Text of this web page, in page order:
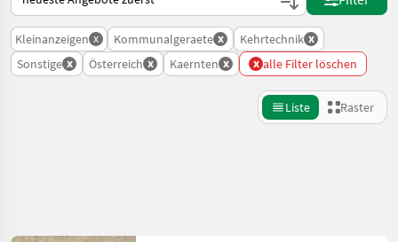
Kleinanzeigen x Kommunalgeraete x Kehrtechnik x
Sonstige x Österreich x Kaernten x x alle Filter löschen
Liste Raster